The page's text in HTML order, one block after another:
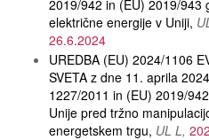
2019/942 in (EU) 2019/943
električne energije v Uniji
26.6.2024
UREDBA (EU) 2024/1106
SVETA z dne 11. aprila
1227/2011 in (EU) 2019/
Unije pred tržno
energetskem trgu UL L